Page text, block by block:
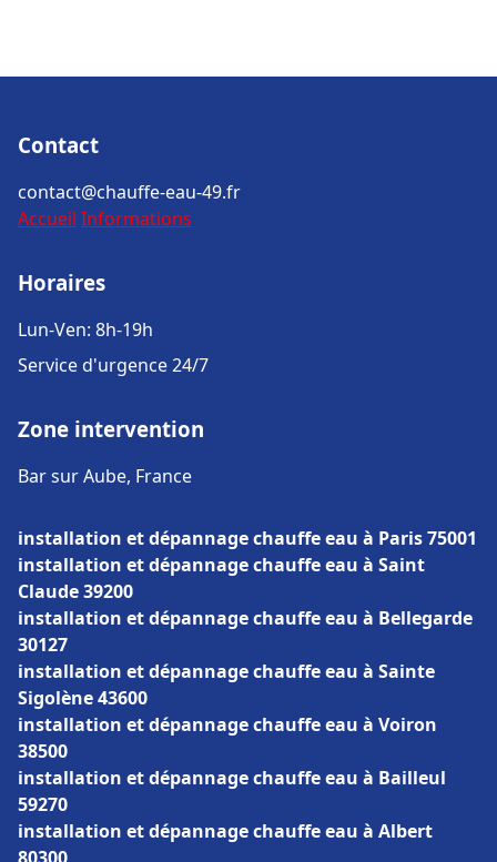
Contact
contact@chauffe-eau-49.fr
Accueil Informations
Horaires
Lun-Ven: 8h-19h
Service d'urgence 24/7
Zone intervention
Bar sur Aube, France
installation et dépannage chauffe eau à Paris 75001
installation et dépannage chauffe eau à Saint
Claude 39200
installation et dépannage chauffe eau à Bellegarde
30127
installation et dépannage chauffe eau à Sainte
Sigolène 43600
installation et dépannage chauffe eau à Voiron
38500
installation et dépannage chauffe eau à Bailleul
59270
installation et dépannage chauffe eau à Albert